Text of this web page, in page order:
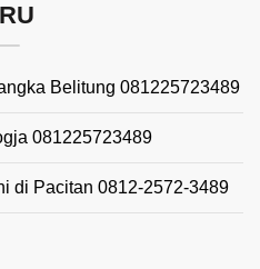
Belitung 081225723489
081225723489
di Pacitan 0812-2572-3489